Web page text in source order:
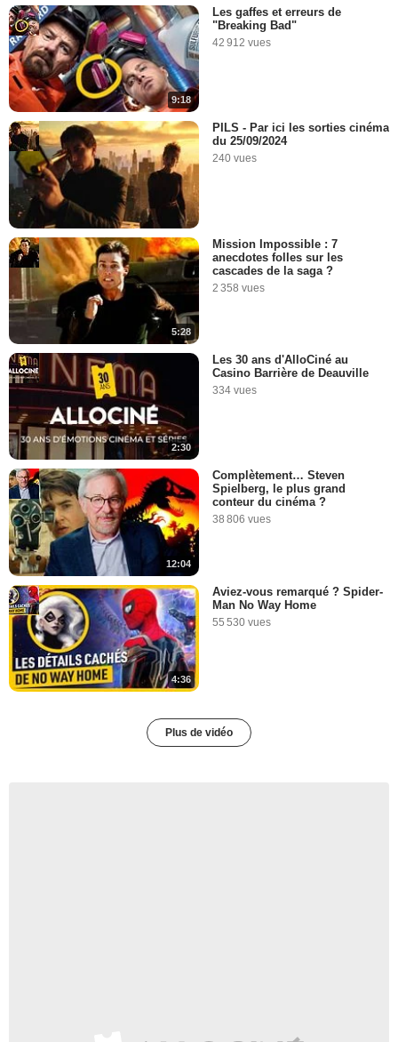
9:18
Les gaffes et erreurs de
"Breaking Bad"
42 912 vues
PILS - Par ici les sorties cinéma
du 25/09/2024
240 vues
5:28
Mission Impossible : 7
anecdotes folles sur les
cascades de la saga ?
2 358 vues
2:30
Les 30 ans d'AlloCiné au
Casino Barrière de Deauville
334 vues
12:04
Complètement… Steven
Spielberg, le plus grand
conteur du cinéma ?
38 806 vues
4:36
Aviez-vous remarqué ? Spider-
Man No Way Home
55 530 vues
Plus de vidéo